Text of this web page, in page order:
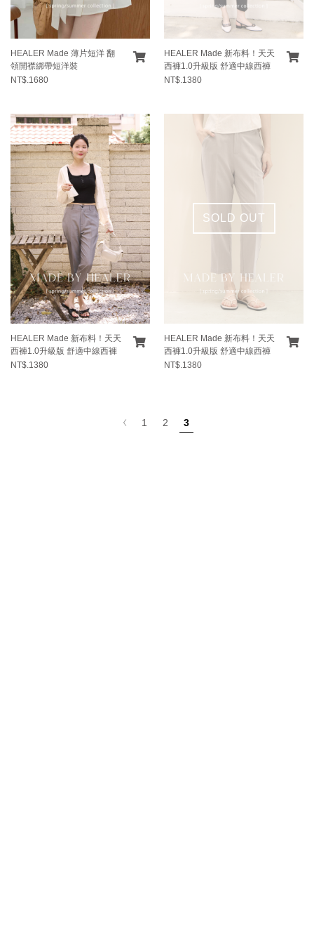
HEALER Made 薄片短洋 翻
領開襟綁帶短洋裝
NT$.1680
HEALER Made 新布料！天天
西褲1.0升級版 舒適中線西褲
NT$.1380
HEALER Made 新布料！天天
西褲1.0升級版 舒適中線西褲
NT$.1380
SOLD OUT
HEALER Made 新布料！天天
西褲1.0升級版 舒適中線西褲
NT$.1380
1 2 3